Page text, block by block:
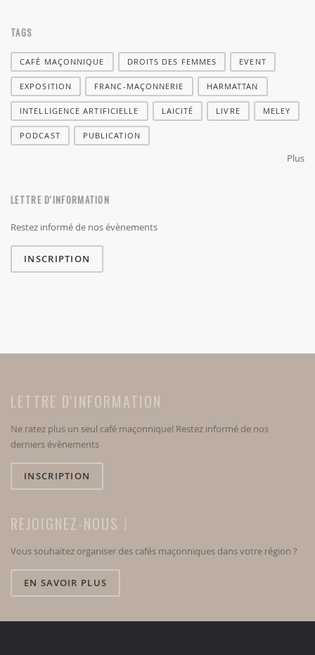
TAGS
CAFÉ MAÇONNIQUE DROITS DES FEMMES EVENT
EXPOSITION FRANC-MAÇONNERIE HARMATTAN
INTELLIGENCE ARTIFICIELLE LAICITÉ LIVRE MELEY
PODCAST PUBLICATION
Plus
LETTRE D'INFORMATION
Restez informé de nos évènements
INSCRIPTION
LETTRE D'INFORMATION
Ne ratez plus un seul café maçonnique! Restez informé de nos
derniers évènements
INSCRIPTION
REJOIGNEZ-NOUS !
Vous souhaitez organiser des cafés maçonniques dans votre région ?
EN SAVOIR PLUS